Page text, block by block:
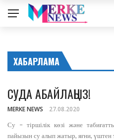
ХАБАРЛАМА
СУДА АБАЙЛАҢЫЗ!
MERKE NEWS 27.08.2020
Су – тіршілік көзі және
пайызын су алып жатыр, яғни, үштен